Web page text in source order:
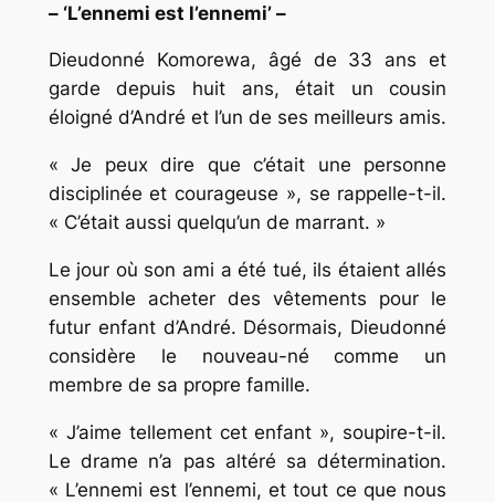
– ‘L’ennemi est l’ennemi’ –
Dieudonné Komorewa, âgé de 33 ans et
garde depuis huit ans, était un cousin
éloigné d’André et l’un de ses meilleurs amis.
« Je peux dire que c’était une personne
disciplinée et courageuse », se rappelle-t-il.
« C’était aussi quelqu’un de marrant. »
Le jour où son ami a été tué, ils étaient allés
ensemble acheter des vêtements pour le
futur enfant d’André. Désormais, Dieudonné
considère le nouveau-né comme un
membre de sa propre famille.
« J’aime tellement cet enfant », soupire-t-il.
Le drame n’a pas altéré sa détermination.
« L’ennemi est l’ennemi, et tout ce que nous